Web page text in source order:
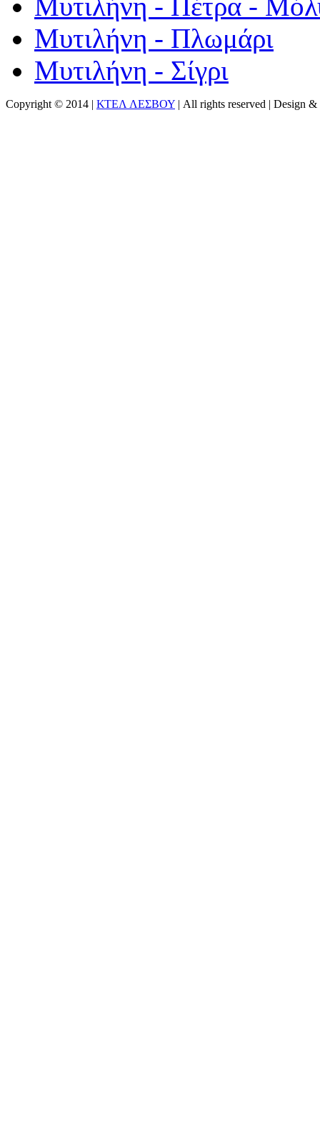
Μυτιλήνη - Πέτρα -
Μυτιλήνη - Πλωμάρι
Μυτιλήνη - Σίγρι
Copyright © 2014 | ΚΤΕΛ ΛΕΣΒΟΥ | All rights reserved | Design &